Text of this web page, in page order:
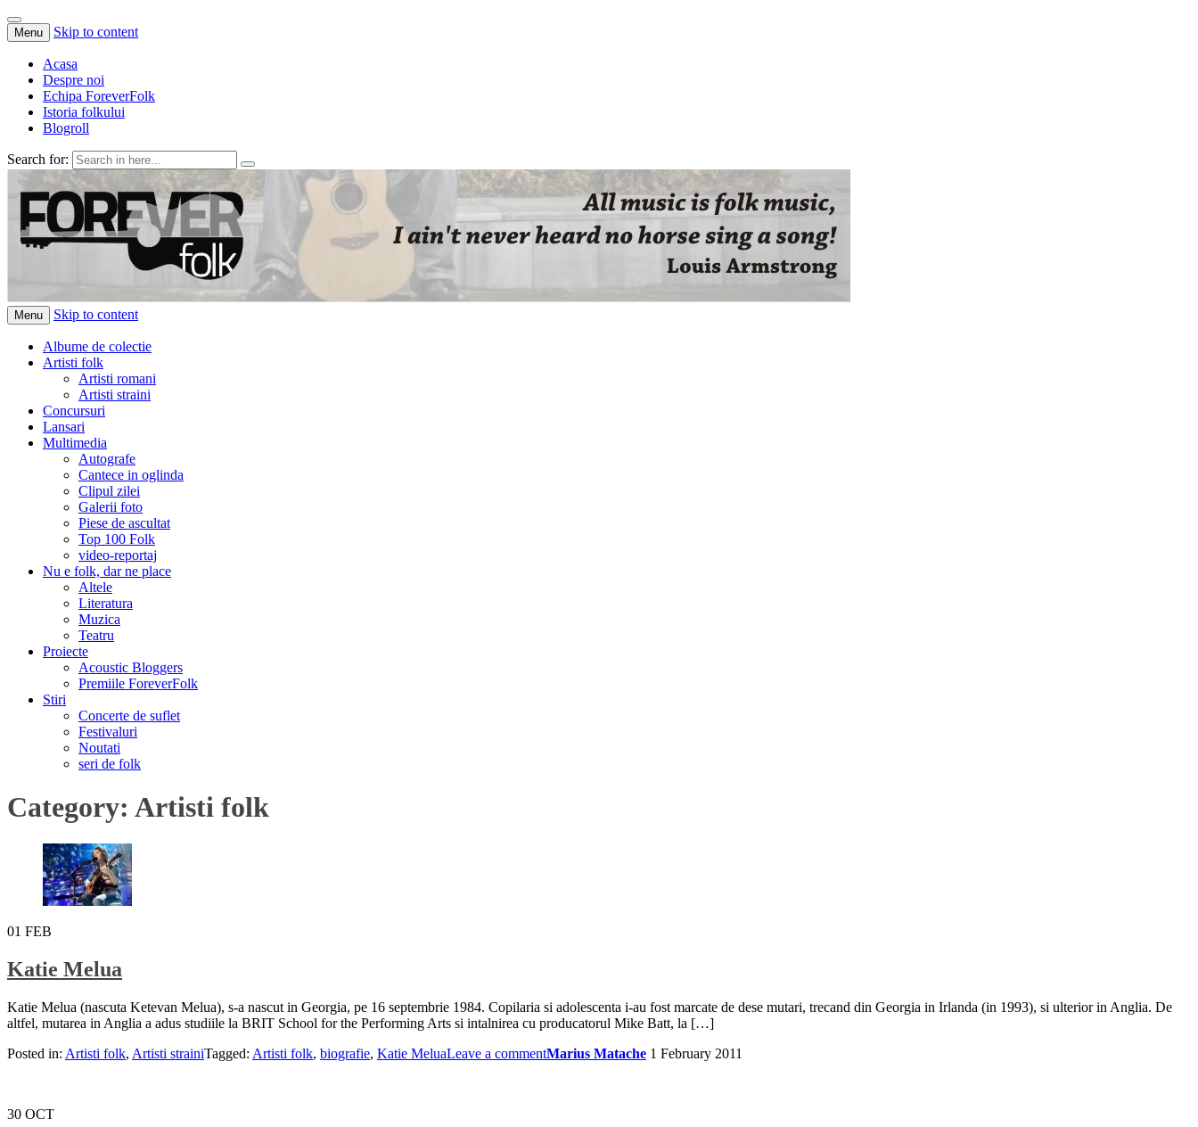
Menu Skip to content
Acasa
Despre noi
Echipa ForeverFolk
Istoria folkului
Blogroll
Search for:
ForeverFolk
Muzica sufletului tau
Menu Skip to content
Albume de colectie
Artisti folk
Artisti romani
Artisti straini
Concursuri
Lansari
Multimedia
Autografe
Cantece in oglinda
Clipul zilei
Galerii foto
Piese de ascultat
Top 100 Folk
video-reportaj
Nu e folk, dar ne place
Altele
Literatura
Muzica
Teatru
Proiecte
Acoustic Bloggers
Premiile ForeverFolk
Stiri
Concerte de suflet
Festivaluri
Noutati
seri de folk
Category: Artisti folk
01 FEB
Katie Melua
Katie Melua (nascuta Ketevan Melua), s-a nascut in Georgia, pe 16 septembrie 1984. Copilaria si adolescenta i-au fost marcate de dese mutari, trecand din Georgia in Irlanda (in 1993), si ulterior in Anglia. De
altfel, mutarea in Anglia a adus studiile la BRIT School for the Performing Arts si intalnirea cu producatorul Mike Batt, la […]
Posted in: Artisti folk, Artisti strainiTagged: Artisti folk, biografie, Katie MeluaLeave a commentMarius Matache 1 February 2011
30 OCT